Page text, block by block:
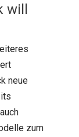
will
neue
zum